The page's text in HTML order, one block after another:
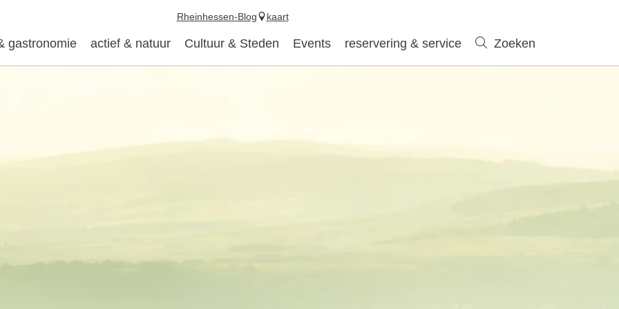
gastronomie actief & natuur Cultuur & Steden Events reservering & service Zoeken
Rheinhessen-Blog kaart